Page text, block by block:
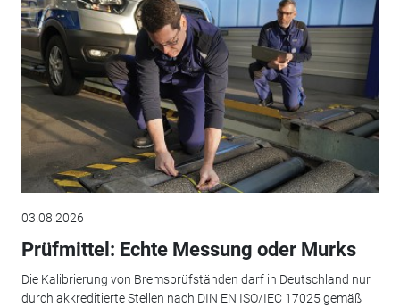
03.08.2026
Prüfmittel: Echte Messung oder Murks
Die Kalibrierung von Bremsprüfständen darf in Deutschland nur
durch akkreditierte Stellen nach DIN EN ISO/IEC 17025 gemäß